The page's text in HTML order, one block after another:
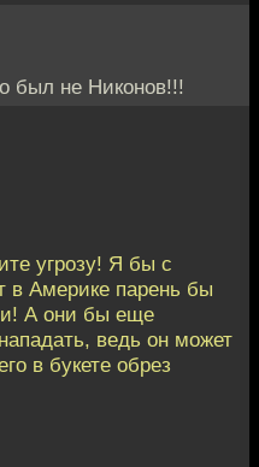
был не Никонов!!!
угрозу! Я бы с
в Америке парень бы
А они бы еще
ведь он может
в букете обрез